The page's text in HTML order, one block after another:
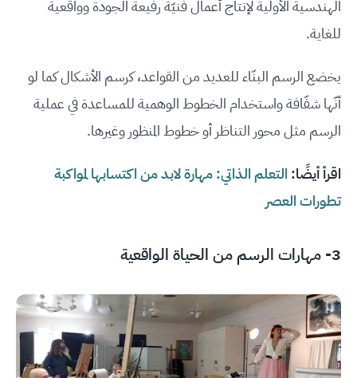
الهندسية الأولية لإنتاج أعمال فنيّة رفيعة الجودة وواقعية
للغاية.
يخضع الرسم البنّاء للعديد من القواعد، كرسم الأشكال كما لو
أنّها شفّافة واستخدام الخطوط الوهمية للمساعدة في عملية
الرسم مثل محور التناظر أو خطوط المنظور وغيرها.
اقرأ أيضًا: التعلم الذاتي: مهارة لابد من اكتسابها لمواكبة
تطورات العصر
3- مهارات الرسم من الحياة الواقعية